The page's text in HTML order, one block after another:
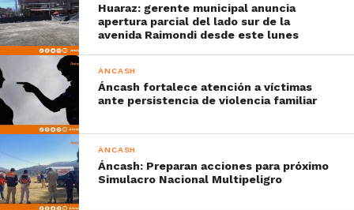
Huaraz: gerente municipal anuncia
apertura parcial del lado sur de la
avenida Raimondi desde este lunes
ÁNCASH
Áncash fortalece atención a víctimas
ante persistencia de violencia familiar
ÁNCASH
Áncash: Preparan acciones para próximo
Simulacro Nacional Multipeligro